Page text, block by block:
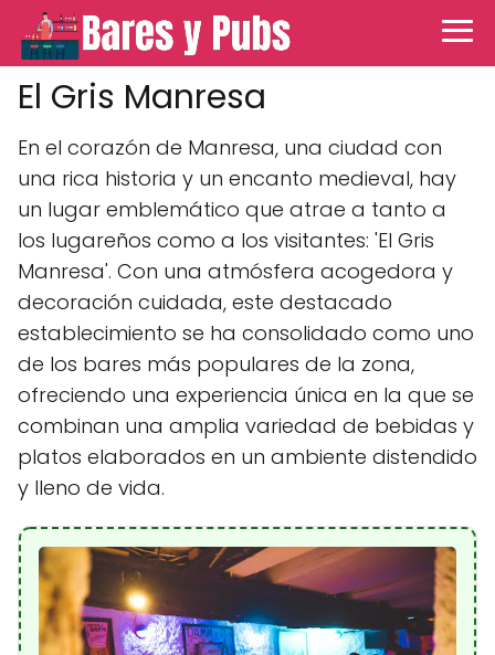
El Gris Manresa
En el corazón de Manresa, una ciudad con
una rica historia y un encanto medieval, hay
un lugar emblemático que atrae a tanto a
los lugareños como a los visitantes: 'El Gris
Manresa'. Con una atmósfera acogedora y
decoración cuidada, este destacado
establecimiento se ha consolidado como uno
de los bares más populares de la zona,
ofreciendo una experiencia única en la que se
combinan una amplia variedad de bebidas y
platos elaborados en un ambiente distendido
y lleno de vida.